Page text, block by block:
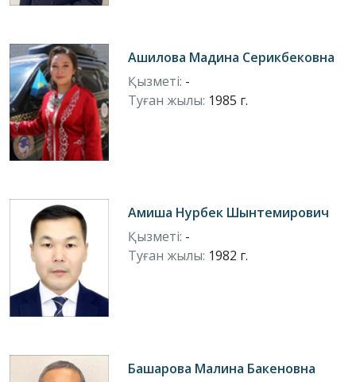
Ашилова Мадина Серикбековна
Қызметі: -
Туған жылы: 1985 г.
Амиша Нурбек Шынтемирович
Қызметі: -
Туған жылы: 1982 г.
Башарова Малина Бакеновна